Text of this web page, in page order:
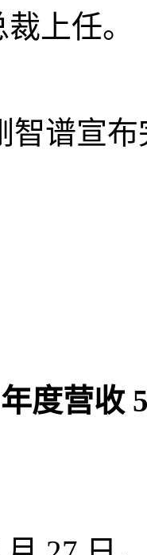
上任。
智谱宣
度营收